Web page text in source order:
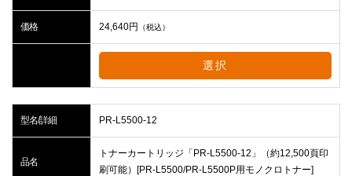
価格 24,640円 （税込）
選択
型名/詳細 PR-L5500-12
品名
トナーカートリッジ「PR-L5500-12」（約12,500頁印
刷可能）[PR-L5500/PR-L5500P用モノクロトナー]